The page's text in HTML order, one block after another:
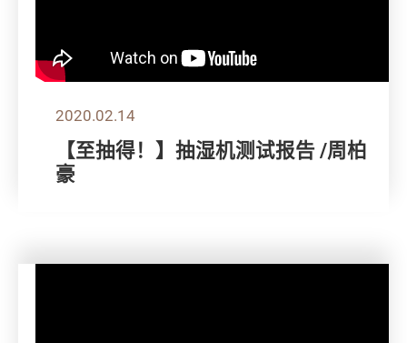
2020.02.14
【至抽得！】抽湿机测试报告 /周柏
豪